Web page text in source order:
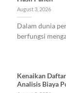
August 3, 2026
Dalam dunia
berfungsi
Kenaikan
Analisis Biaya